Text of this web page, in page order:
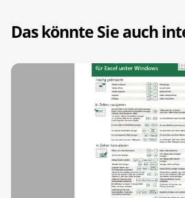
Das könnte Sie auch